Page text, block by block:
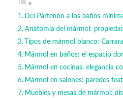
Del Partenón a los baños
Anatomía del mármol:
Tipos de mármol blanco:
Mármol en baños: el espacio
Mármol en cocinas: elegancia
Mármol en salones: paredes
Muebles y mesas de mármol: